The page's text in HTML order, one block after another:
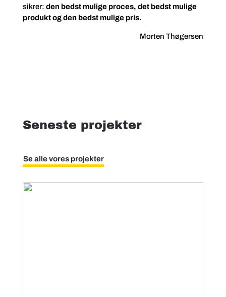
sikrer: den bedst mulige proces, det bedst mulige
produkt og den bedst mulige pris.
Morten Thøgersen
Seneste projekter
Se alle vores projekter